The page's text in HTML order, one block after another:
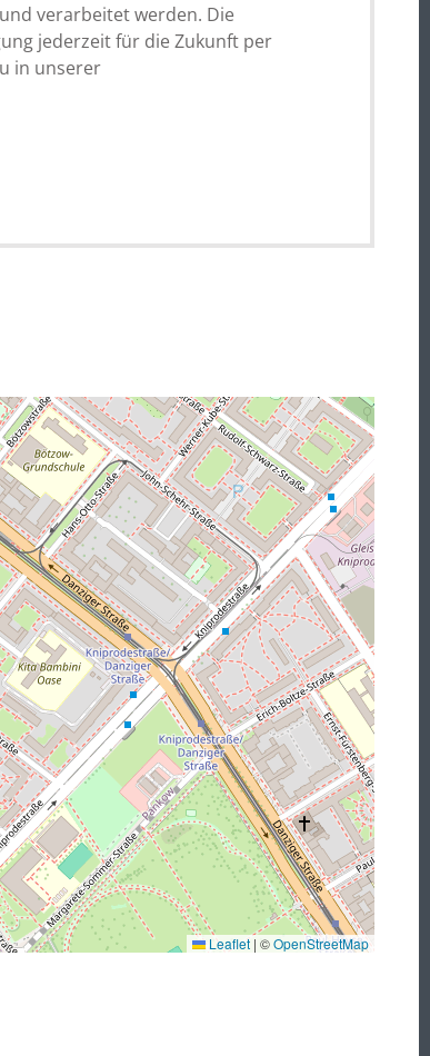
verarbeitet werden. Die
jederzeit für die Zukunft per
in unserer
Leaflet | ©OpenStreetMap